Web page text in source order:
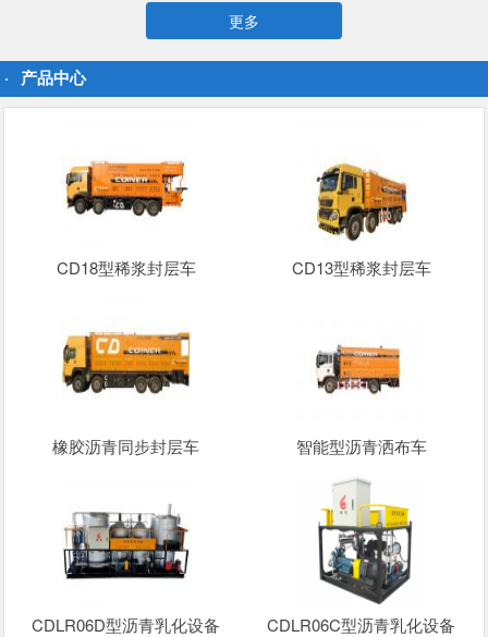
更多
产品中心
CD18型稀浆封层车 CD13型稀浆封层车
橡胶沥青同步封层车 智能型沥青洒布车
CDLR06D型沥青乳化设备 CDLR06C型沥青乳化设备